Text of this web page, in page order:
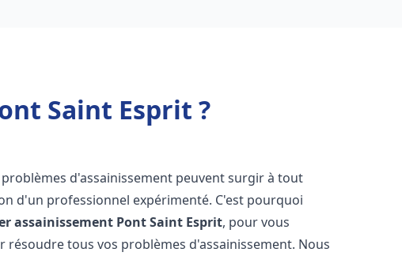
Saint Esprit ?
problèmes d'assainissement peuvent surgir à tout
d'un professionnel expérimenté. C'est pourquoi
assainissement Pont Saint Esprit, pour vous
tous vos problèmes d'assainissement. Nous